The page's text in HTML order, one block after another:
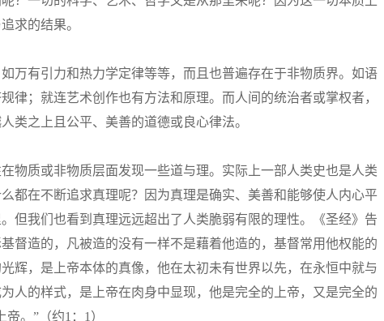
求的结果。
万有引力和热力学定律等等，而且也普遍存在于非物质界。如语
律；就连艺术创作也有方法和原理。而人间的统治者或掌权者，
类之上且公平、美善的道德或良心律法。
物质或非物质层面发现一些道与理。实际上一部人类史也是人类
都在不断追求真理呢？因为真理是确实、美善和能够使人内心平
但我们也看到真理远远超出了人类脆弱有限的理性。《圣经》告
督造的，凡被造的没有一样不是藉着他造的，基督常用他权能的
辉，是上帝本体的真像，他在太初未有世界以先，在永恒中就与
人的样式，是上帝在肉身中显现，他是完全的上帝，又是完全的
。”（约1：1）